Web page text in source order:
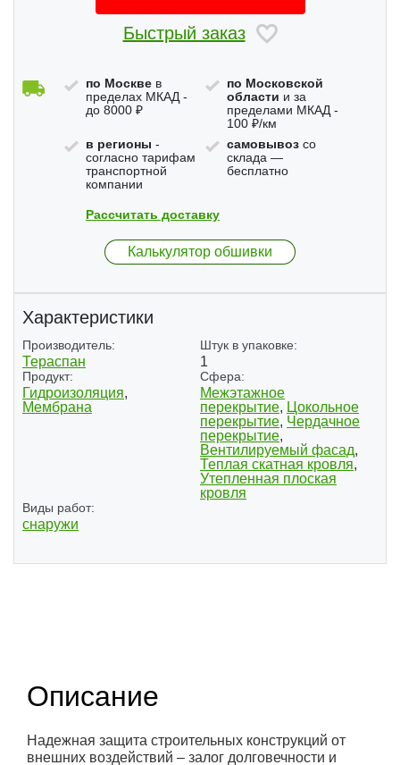
Быстрый заказ
по Москве в
пределах МКАД -
до 8000 ₽
по Московской
области и за
пределами МКАД -
100 ₽/км
в регионы -
согласно тарифам
транспортной
компании
самовывозсо
склада —
бесплатно
Рассчитать доставку
Калькулятор обшивки
Характеристики
Производитель:
Тераспан
Штук в упаковке:
1
Продукт:
Гидроизоляция,
Мембрана
Сфера:
Межэтажное
перекрытие, Цокольное
перекрытие, Чердачное
перекрытие,
Вентилируемый фасад,
Теплая скатная кровля,
Утепленная плоская
кровля
Виды работ:
снаружи
Описание
Надежная защита строительных конструкций от
внешних воздействий – залог долговечности и